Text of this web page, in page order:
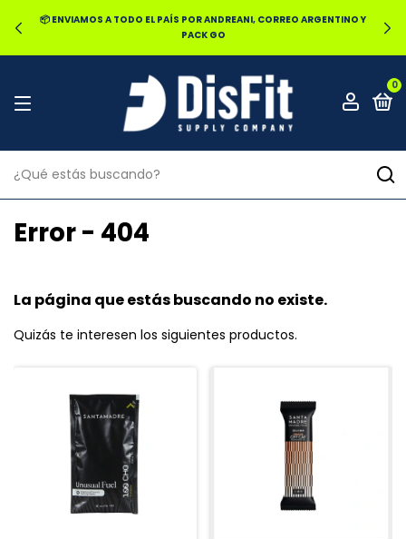
📦 ENVIAMOS A TODO EL PAÍS POR ANDREANI, CORREO ARGENTINO Y
PACK GO
0
Error - 404
La página que estás buscando no existe.
Quizás te interesen los siguientes productos.